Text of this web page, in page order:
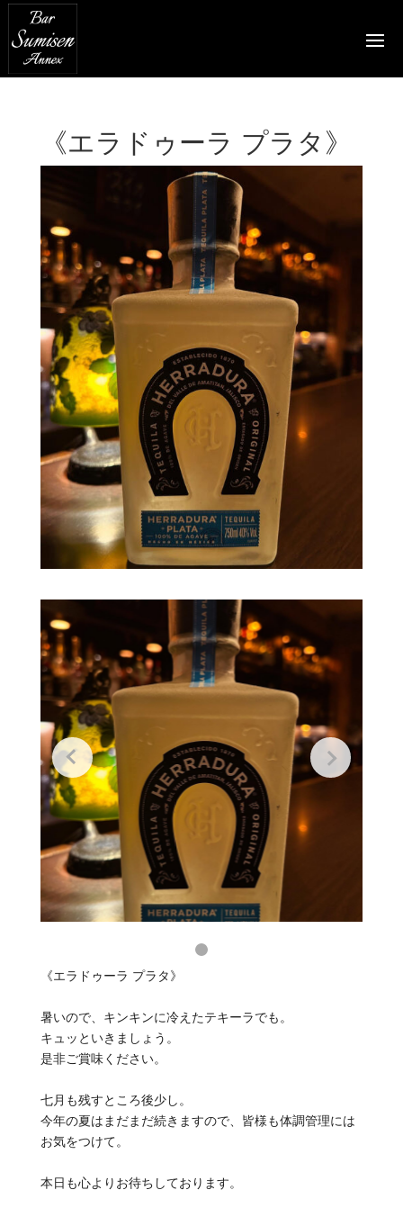
《エラドゥーラ プラタ》
《エラドゥーラ プラタ》
暑いので、キンキンに冷えたテキーラでも。
キュッといきましょう。
是非ご賞味ください。
七月も残すところ後少し。
今年の夏はまだまだ続きますので、皆様も体調管理には
お気をつけて。
本日も心よりお待ちしております。